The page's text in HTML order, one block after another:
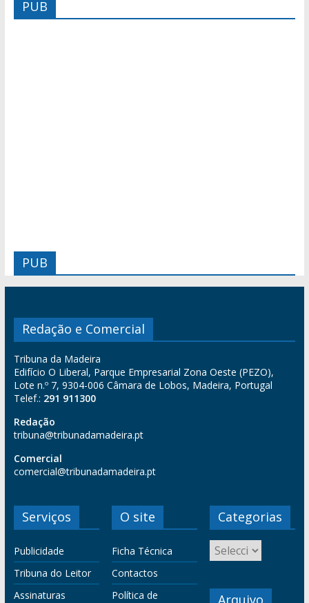
PUB
PUB
Redação e Comercial
Tribuna da Madeira
Edifício O Liberal, Parque Empresarial Zona Oeste (PEZO),
Lote n.º 7, 9304-006 Câmara de Lobos, Madeira, Portugal
Telef.: 291 911300
Redação
tribuna@tribunadamadeira.pt
Comercial
comercial@tribunadamadeira.pt
Serviços
Publicidade
Tribuna do Leitor
Assinaturas
O site
Ficha Técnica
Contactos
Política de
Categorias